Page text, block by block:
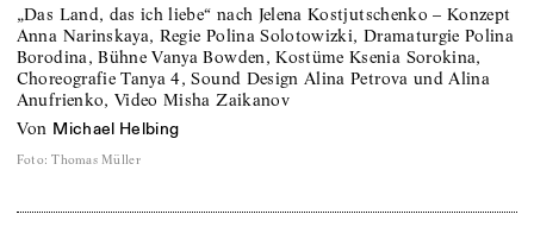
„Das Land, das ich liebe“ nach Jelena Kostjutschenko – Konzept
Anna Narinskaya, Regie Polina Solotowizki, Dramaturgie Polina
Borodina, Bühne Vanya Bowden, Kostüme Ksenia Sorokina,
Choreografie Tanya 4, Sound Design Alina Petrova und Alina
Anufrienko, Video Misha Zaikanov
von Michael Helbing
Foto: Thomas Müller